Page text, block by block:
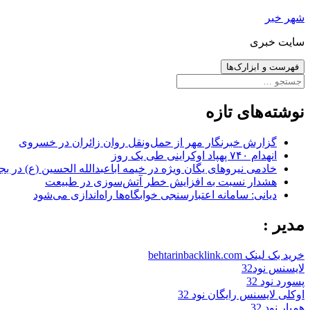
رفتن
نوشته‌ها
شهر خبر
سایت خبری
فهرست و ابزارک‌ها
جستجو
نوشته‌های تازه
گزارش خبرنگار مهر از حمل‌ونقل روان زائران در خسروی
انهدام ۷۴۰ پهپاد اوکراینی طی یک روز
خادمی نیروهای یگان ویژه در خیمه اباعبدالله الحسین (ع) در
هشدار نسبت به افزایش خطر آتش‌سوزی در طبیعت
دیانی: سامانه اعتبارسنجی خوابگاه‌ها راه‌اندازی می‌شود
مدیر :
خرید بک لینک behtarinbacklink.com
لایسنس نود32
پسورد نود 32
اوکلی لایسنس رایگان نود 32
همیار نود 32